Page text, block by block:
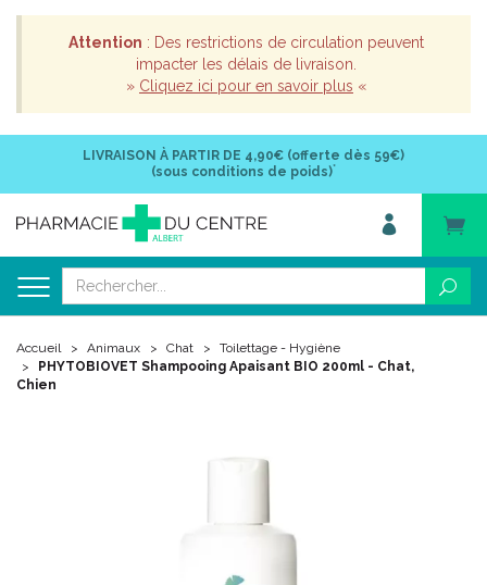
Attention : Des restrictions de circulation peuvent
impacter les délais de livraison.
» Cliquez ici pour en savoir plus «
LIVRAISON À PARTIR DE 4,90€ (offerte dès 59€)
(sous conditions de poids)*
Accueil Animaux Chat
Toilettage - Hygiène
PHYTOBIOVET Shampooing Apaisant BIO 200ml - Chat,
Chien